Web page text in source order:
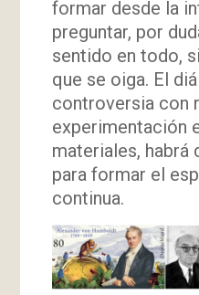
formar desde la
preguntar, por
sentido en todo,
que se oiga. El
controversia con
experimentación
materiales, habrá
para formar el
continua.